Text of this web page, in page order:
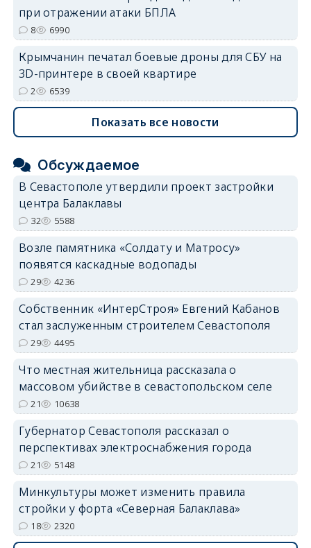
при отражении атаки БПЛА
8 6990
Крымчанин печатал боевые дроны для СБУ на
3D-принтере в своей квартире
2 6539
Показать все новости
Обсуждаемое
В Севастополе утвердили проект застройки
центра Балаклавы
32 5588
Возле памятника «Солдату и Матросу»
появятся каскадные водопады
29 4236
Собственник «ИнтерСтроя» Евгений Кабанов
стал заслуженным строителем Севастополя
29 4495
Что местная жительница рассказала о
массовом убийстве в севастопольском селе
21 10638
Губернатор Севастополя рассказал о
перспективах электроснабжения города
21 5148
Минкультуры может изменить правила
стройки у форта «Северная Балаклава»
18 2320